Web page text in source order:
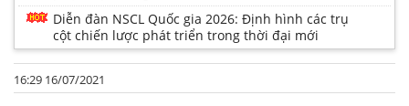
Diễn đàn NSCL Quốc gia 2026: Định hình các trụ
cột chiến lược phát triển trong thời đại mới
16:29 16/07/2021